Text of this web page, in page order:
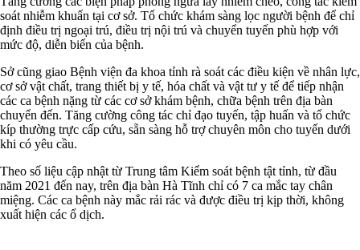
soát nhiễm khuẩn tại cơ sở. Tổ chức khám sàng lọc người bệnh để chỉ
định điều trị ngoại trú, điều trị nội trú và chuyển tuyến phù hợp với
mức độ, diễn biến của bệnh.
Sở cũng giao Bệnh viện đa khoa tỉnh rà soát các điều kiện về nhân lực,
cơ sở vật chất, trang thiết bị y tế, hóa chất và vật tư y tế để tiếp nhận
các ca bệnh nặng từ các cơ sở khám bệnh, chữa bệnh trên địa bàn
chuyển đến. Tăng cường công tác chỉ đạo tuyến, tập huấn và tổ chức
kíp thường trực cấp cứu, sẵn sàng hỗ trợ chuyên môn cho tuyến dưới
khi có yêu cầu.
Theo số liệu cập nhật từ Trung tâm Kiểm soát bệnh tật tỉnh, từ đầu
năm 2021 đến nay, trên địa bàn Hà Tĩnh chỉ có 7 ca mắc tay chân
miệng. Các ca bệnh này mắc rải rác và được điều trị kịp thời, không
xuất hiện các ổ dịch.